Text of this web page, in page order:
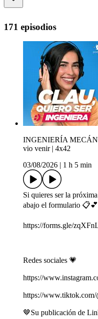
171 episodios
INGENIERÍA
vio venir | 4x42
03/08/2026
1 h 5 min
Si quieres ser la
abajo el formulario 📋💕
https://forms.gle/
Redes sociales 💗
https://
https://www.tiktok.com/
🤎Su publicación de